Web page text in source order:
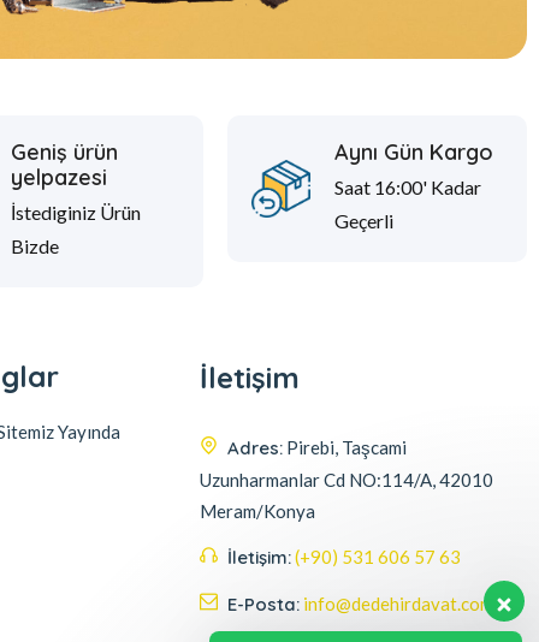
Geniş ürün
yelpazesi
İstediginiz Ürün
Bizde
Aynı Gün Kargo
Saat 16:00' Kadar
Geçerli
Yayında
İletişim
Adres: Pirebi, Taşcami
Uzunharmanlar Cd NO:114/A, 42010
Meram/Konya
İletişim:(+90) 531 606 57 63
E-Posta: info@dedehirdavat.com